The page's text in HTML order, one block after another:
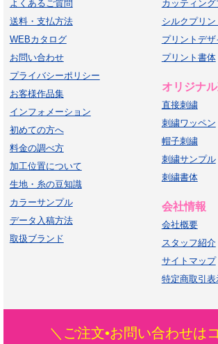
よくあるご質問
送料・支払方法
WEBカタログ
お問い合わせ
プライバシーポリシー
お客様作品集
インフォメーション
初めての方へ
料金の調べ方
加工位置について
生地・糸の豆知識
カラーサンプル
データ入稿方法
取扱ブランド
カッティング
シルクプリン
プリントデ
プリント書体
オリジナ
直接刺繍
刺繍ワッペン
帽子刺繍
刺繍サンプル
刺繍書体
会社情報
会社概要
スタッフ紹介
サイトマップ
特定商取引表
＼ご注文•お問い合わせは